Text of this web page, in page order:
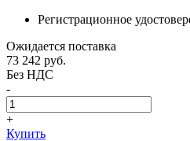
Регистрационное
Ожидается поставка
73 242 руб.
Без НДС
-
+
Купить